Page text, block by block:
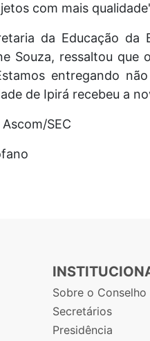
com mais
da Educação
Souza, ressaltou
entregando
de Ipirá recebeu a
SEC
Sobre o Conselho
Secretários
Presidência